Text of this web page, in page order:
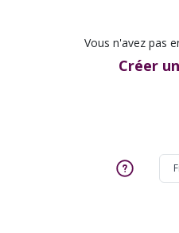
Vous n'avez pas
Créer